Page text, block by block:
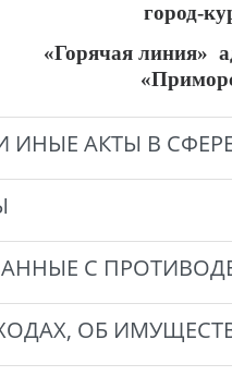
город-
«Горячая линия»
АКТЫ В
С
ОБ